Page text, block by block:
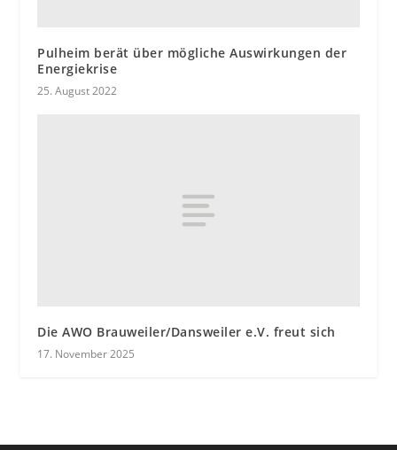
Pulheim berät über mögliche Auswirkungen der
Energiekrise
25. August 2022
Die AWO Brauweiler/Dansweiler e.V. freut sich
17. November 2025